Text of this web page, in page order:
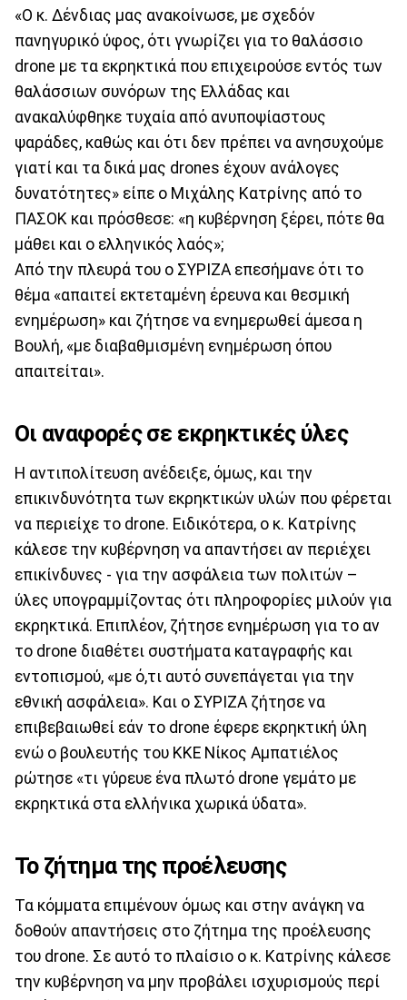
«Ο κ. Δένδιας μας ανακοίνωσε, με σχεδόν
πανηγυρικό ύφος, ότι γνωρίζει για το θαλάσσιο
drone με τα εκρηκτικά που επιχειρούσε εντός των
θαλάσσιων συνόρων της Ελλάδας και
ανακαλύφθηκε τυχαία από ανυποψίαστους
ψαράδες, καθώς και ότι δεν πρέπει να ανησυχούμε
γιατί και τα δικά μας drones έχουν ανάλογες
δυνατότητες» είπε ο Μιχάλης Κατρίνης από το
ΠΑΣΟΚ και πρόσθεσε: «η κυβέρνηση ξέρει, πότε θα
μάθει και ο ελληνικός λαός»;
Από την πλευρά του ο ΣΥΡΙΖΑ επεσήμανε ότι το
θέμα «απαιτεί εκτεταμένη έρευνα και θεσμική
ενημέρωση» και ζήτησε να ενημερωθεί άμεσα η
Βουλή, «με διαβαθμισμένη ενημέρωση όπου
απαιτείται».
Οι αναφορές σε εκρηκτικές ύλες
Η αντιπολίτευση ανέδειξε, όμως, και την
επικινδυνότητα των εκρηκτικών υλών που φέρεται
να περιείχε το drone. Ειδικότερα, ο κ. Κατρίνης
κάλεσε την κυβέρνηση να απαντήσει αν περιέχει
επικίνδυνες - για την ασφάλεια των πολιτών –
ύλες υπογραμμίζοντας ότι πληροφορίες μιλούν για
εκρηκτικά. Επιπλέον, ζήτησε ενημέρωση για το αν
το drone διαθέτει συστήματα καταγραφής και
εντοπισμού, «με ό,τι αυτό συνεπάγεται για την
εθνική ασφάλεια». Και ο ΣΥΡΙΖΑ ζήτησε να
επιβεβαιωθεί εάν το drone έφερε εκρηκτική ύλη
ενώ ο βουλευτής του ΚΚΕ Νίκος Αμπατιέλος
ρώτησε «τι γύρευε ένα πλωτό drone γεμάτο με
εκρηκτικά στα ελλήνικα χωρικά ύδατα».
Το ζήτημα της προέλευσης
Τα κόμματα επιμένουν όμως και στην ανάγκη να
δοθούν απαντήσεις στο ζήτημα της προέλευσης
του drone. Σε αυτό το πλαίσιο ο κ. Κατρίνης κάλεσε
την κυβέρνηση να μην προβάλει ισχυρισμούς περί